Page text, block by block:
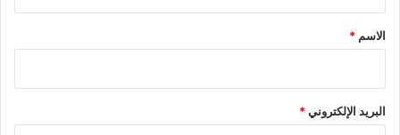
*
الاسم *
البريد الإلكتروني*